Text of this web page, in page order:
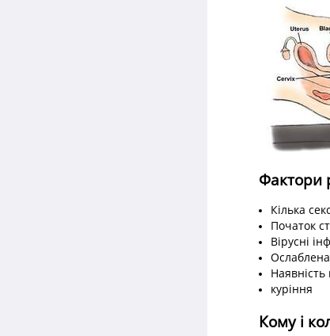
Фактори
Кілька
Початок
Вірусні
куріння
Кому і